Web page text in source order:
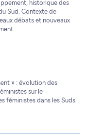
historique des
Sud. Contexte de
débats et nouveaux
» : évolution des
sur le
féministes dans les Suds